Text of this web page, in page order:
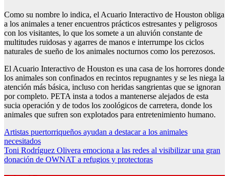
Como su nombre lo indica, el Acuario Interactivo de Houston obliga
a los animales a tener encuentros prácticos estresantes y peligrosos
con los visitantes, lo que los somete a un aluvión constante de
multitudes ruidosas y agarres de manos e interrumpe los ciclos
naturales de sueño de los animales nocturnos como los perezosos.
El Acuario Interactivo de Houston es una casa de los horrores donde
los animales son confinados en recintos repugnantes y se les niega la
atención más básica, incluso con heridas sangrientas que se ignoran
por completo. PETA insta a todos a mantenerse alejados de esta
sucia operación y de todos los zoológicos de carretera, donde los
animales que sufren son explotados para entretenimiento humano.
Post
navigation
Artistas puertorriqueños ayudan a destacar a los animales
necesitados
Toni Rodríguez Olivera emociona a las redes al visibilizar una gran
donación de OWNAT a refugios y protectoras